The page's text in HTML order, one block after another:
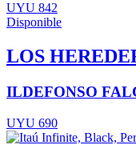
UYU 842
Disponible
LOS
ILDEFONSO
UYU 690